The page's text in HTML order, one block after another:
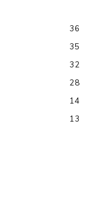
36
35
32
28
14
13